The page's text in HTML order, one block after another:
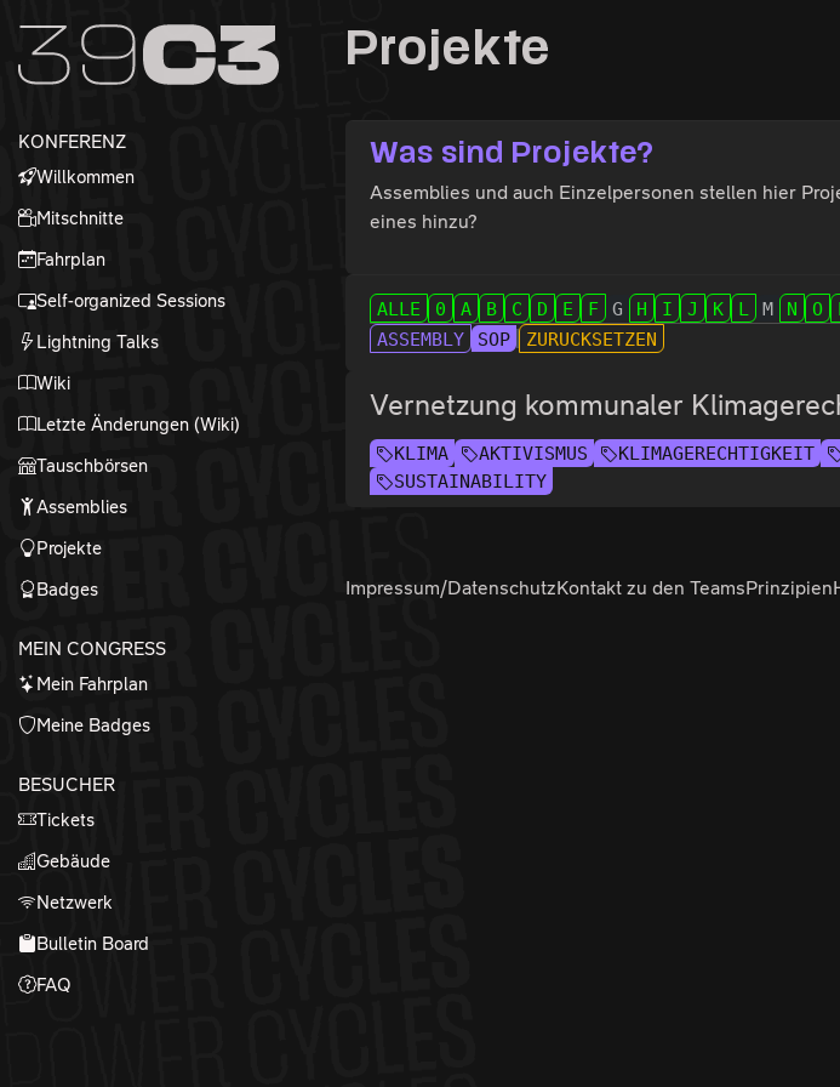
Zum Inhalt
Zum Footer
KONFERENZ
Willkommen
Mitschnitte
Fahrplan
Self-organized Sessions
Lightning Talks
Wiki
Letzte Änderungen (Wiki)
Tauschbörsen
Assemblies
Projekte
Badges
MEIN CONGRESS
Mein Fahrplan
Meine Badges
BESUCHER
Tickets
Gebäude
Netzwerk
Bulletin Board
FAQ
Projekte
Was sind Projekte?
Assemblies und auch Einzelpersonen stellen hier
eines hinzu?
ALLE 0 A B C D E F G H I J K L M N O
ASSEMBLY
SOP ZURÜCKSETZEN
Vernetzung kommunaler
KLIMA AKTIVISMUS KLIMAGERECHTIGKEIT
SUSTAINABILITY
Impressum/DatenschutzKontakt zu den TeamsPrinzipien